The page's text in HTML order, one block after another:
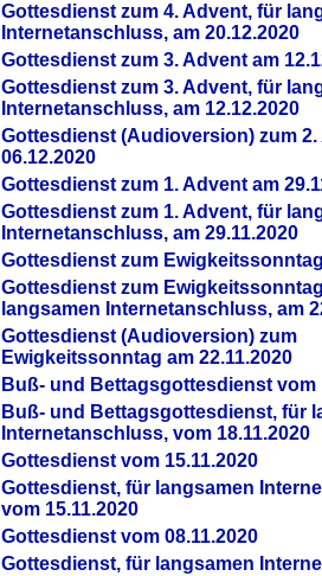
Gottesdienst zum 4. Advent, für
Internetanschluss, am 20.12.2020
Gottesdienst zum 3. Advent am
Gottesdienst zum 3. Advent, für
Internetanschluss, am 12.12.2020
Gottesdienst (Audioversion) zum 2.
06.12.2020
Gottesdienst zum 1. Advent am
Gottesdienst zum 1. Advent, für
Internetanschluss, am 29.11.2020
Gottesdienst zum
Gottesdienst zum
langsamen Internetanschluss, am
Gottesdienst (Audioversion) zum
Ewigkeitssonntag am 22.11.2020
Buß- und Bettagsgottesdienst vom
Buß- und Bettagsgottesdienst, für
Internetanschluss, vom 18.11.2020
Gottesdienst vom 15.11.2020
Gottesdienst, für langsamen
vom 15.11.2020
Gottesdienst vom 08.11.2020
Gottesdienst, für langsamen